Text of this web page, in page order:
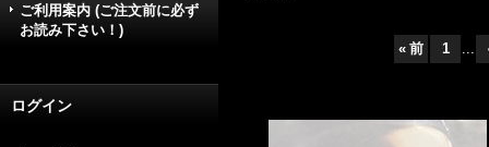
ご利用案内 (ご注文前に必ず
お読み下さい！)
ログイン
« 前 1 ...